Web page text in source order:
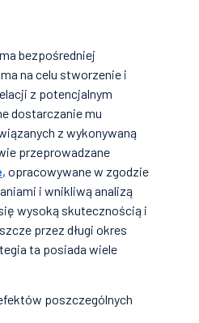
bezpośredniej
na celu stworzenie i
z potencjalnym
dostarczanie mu
z wykonywaną
przeprowadzane
, opracowywane w zgodzie
i wnikliwą analizą
wysoką skutecznością i
przez długi okres
ta posiada wiele
poszczególnych